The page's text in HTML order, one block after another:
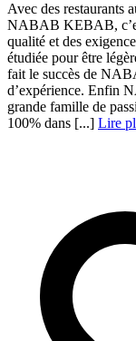
Avec des restaurants
NABAB KEBAB,
qualité et des
étudiée pour être
fait le succès de
d’expérience. Enfin
grande famille de
100% dans [...] Lire